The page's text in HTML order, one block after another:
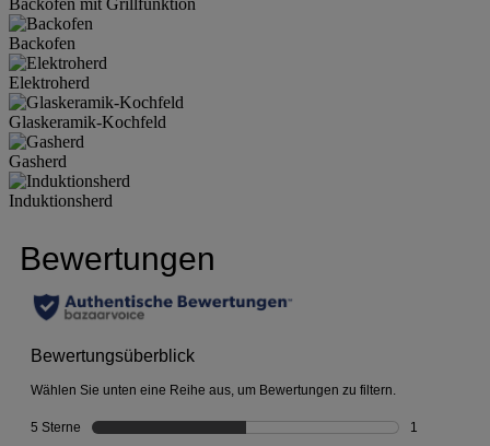
Backofen
Elektroherd
Glaskeramik-Kochfeld
Gasherd
Induktionsherd